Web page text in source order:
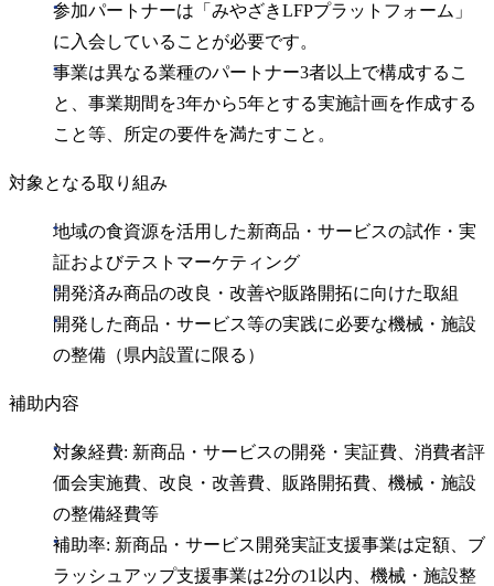
参加パートナーは「みやざきLFPプラットフォーム」
に入会していることが必要です。
事業は異なる業種のパートナー3者以上で構成するこ
と、事業期間を3年から5年とする実施計画を作成する
こと等、所定の要件を満たすこと。
対象となる取り組み
地域の食資源を活用した新商品・サービスの試作・実
証およびテストマーケティング
開発済み商品の改良・改善や販路開拓に向けた取組
開発した商品・サービス等の実践に必要な機械・施設
の整備（県内設置に限る）
補助内容
対象経費: 新商品・サービスの開発・実証費、消費者評
価会実施費、改良・改善費、販路開拓費、機械・施設
の整備経費等
補助率: 新商品・サービス開発実証支援事業は定額、ブ
ラッシュアップ支援事業は2分の1以内、機械・施設整